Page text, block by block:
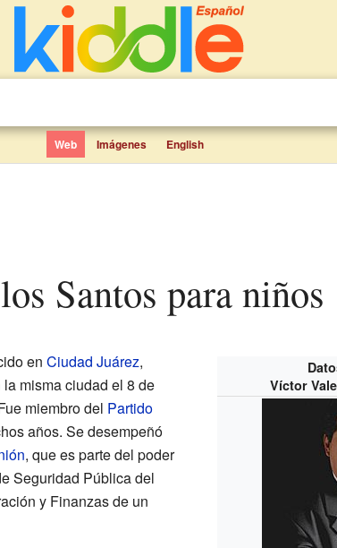
Web Imágenes English
Santos para niños
Víctor
en Ciudad Juárez,
misma ciudad el 8 de
miembro del Partido
años. Se desempeñó
, que es parte del poder
Seguridad Pública del
y Finanzas de un